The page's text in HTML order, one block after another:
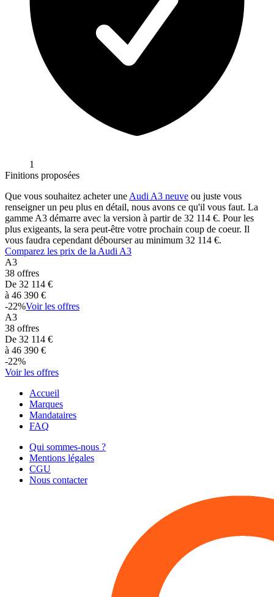
1
Finitions proposées
Que vous souhaitez acheter une Audi A3 neuve ou juste vous
renseigner un peu plus en détail, nous avons ce qu'il vous faut. La
gamme A3 démarre avec la version à partir de 32 114 €. Pour les
plus exigeants, la sera peut-être votre prochain coup de coeur. Il
vous faudra cependant débourser au minimum 32 114 €.
Comparez les prix de la Audi A3
A3
38 offres
De 32 114 €
à 46 390 €
-22%Voir les offres
A3
38 offres
De 32 114 €
à 46 390 €
-22%
Voir les offres
Accueil
Marques
Mandataires
FAQ
Qui sommes-nous ?
Mentions légales
CGU
Nous contacter